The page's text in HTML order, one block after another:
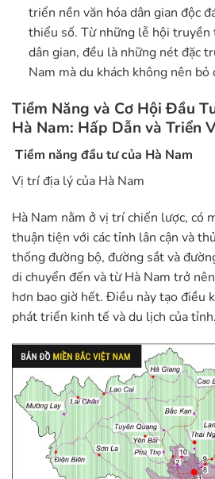
triển nền văn hóa dân gian độc
thiểu số. Từ những lễ hội
dân gian, đều là những nét đặc
Nam mà du khách không nên
Tiềm Năng và Cơ Hội Đầu
Hà Nam: Hấp Dẫn và Triển
Tiềm năng đầu tư của Hà Nam
Vị trí địa lý của Hà Nam
Hà Nam nằm ở vị trí chiến lược, có
thuận tiện với các tỉnh lân cận và
thống đường bộ, đường sắt và
di chuyển đến và từ Hà Nam trở
hơn bao giờ hết. Điều này tạo điều
phát triển kinh tế và du lịch của tỉnh.